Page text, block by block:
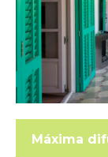
Máxima